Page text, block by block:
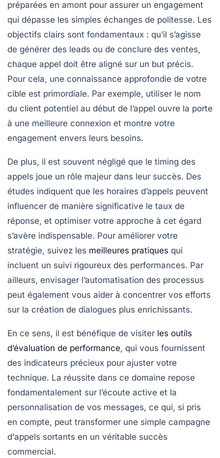
préparées en amont pour assurer un engagement
qui dépasse les simples échanges de politesse. Les
objectifs clairs sont fondamentaux : qu’il s’agisse
de générer des leads ou de conclure des ventes,
chaque appel doit être aligné sur un but précis.
Pour cela, une connaissance approfondie de votre
cible est primordiale. Par exemple, utiliser le nom
du client potentiel au début de l’appel ouvre la porte
à une meilleure connexion et montre votre
engagement envers leurs besoins.
De plus, il est souvent négligé que le timing des
appels joue un rôle majeur dans leur succès. Des
études indiquent que les horaires d’appels peuvent
influencer de manière significative le taux de
réponse, et optimiser votre approche à cet égard
s’avère indispensable. Pour améliorer votre
stratégie, suivez les meilleures pratiques qui
incluent un suivi rigoureux des performances. Par
ailleurs, envisager l’automatisation des processus
peut également vous aider à concentrer vos efforts
sur la création de dialogues plus enrichissants.
En ce sens, il est bénéfique de visiter les outils
d’évaluation de performance, qui vous fournissent
des indicateurs précieux pour ajuster votre
technique. La réussite dans ce domaine repose
fondamentalement sur l’écoute active et la
personnalisation de vos messages, ce qui, si pris
en compte, peut transformer une simple campagne
d’appels sortants en un véritable succès
commercial.